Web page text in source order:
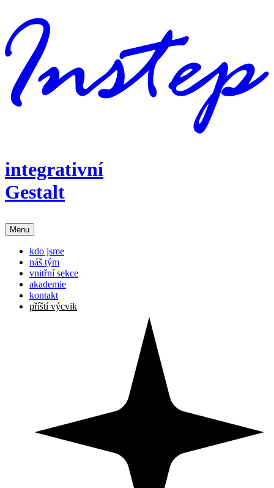
integrativní
Gestalt
Menu
kdo jsme
náš tým
vnitřní sekce
akademie
kontakt
příští výcvik